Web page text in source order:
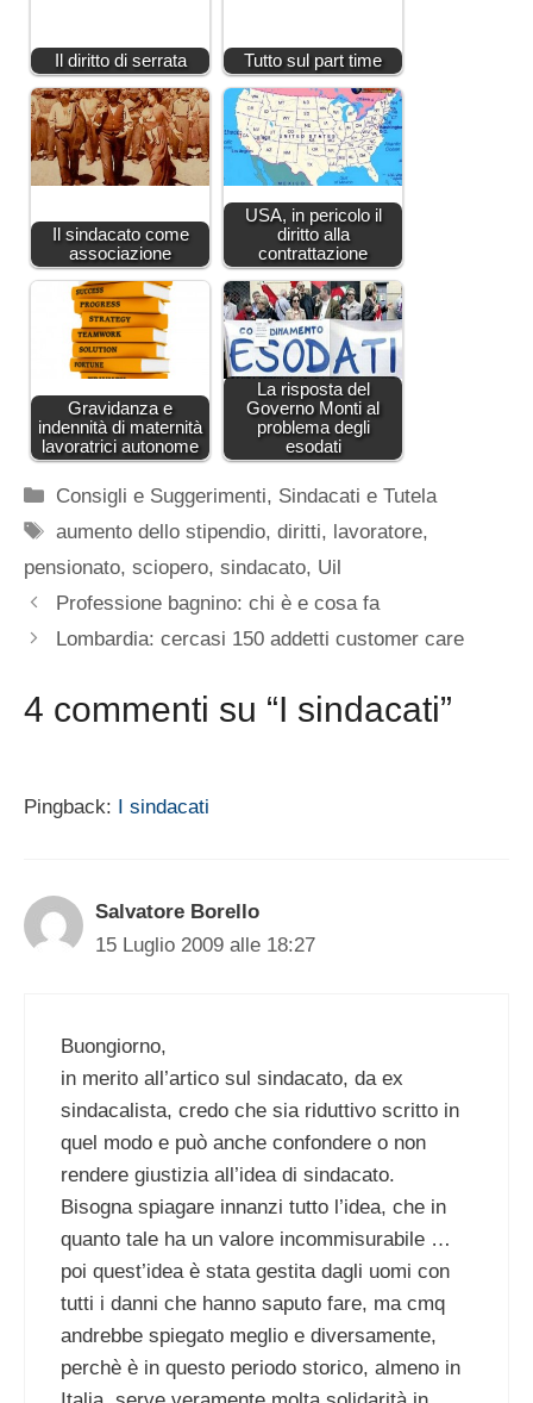
Il diritto di serrata Tutto sul part time
Il sindacato come
associazione
USA, in pericolo il
diritto alla
contrattazione
Gravidanza e
indennità di maternità
lavoratrici autonome
La risposta del
Governo Monti al
problema degli
esodati
Categorie
Consigli e Suggerimenti, Sindacati e Tutela
Tag
aumento dello stipendio,diritti, lavoratore,
pensionato, sciopero, sindacato, Uil
Professione bagnino: chi è e cosa fa
Lombardia: cercasi 150 addetti customer care
4 commenti su “I sindacati”
Pingback: I sindacati
Salvatore Borello
15 Luglio 2009 alle 18:27
Buongiorno,
in merito all’artico sul sindacato, da ex
sindacalista, credo che sia riduttivo scritto in
quel modo e può anche confondere o non
rendere giustizia all’idea di sindacato.
Bisogna spiagare innanzi tutto l’idea, che in
quanto tale ha un valore incommisurabile …
poi quest’idea è stata gestita dagli uomi con
tutti i danni che hanno saputo fare, ma cmq
andrebbe spiegato meglio e diversamente,
perchè è in questo periodo storico, almeno in